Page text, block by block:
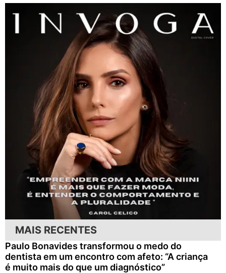
MAIS RECENTES
Paulo Bonavides transformou o medo do
dentista em um encontro com afeto: “A criança
é muito mais do que um diagnóstico”